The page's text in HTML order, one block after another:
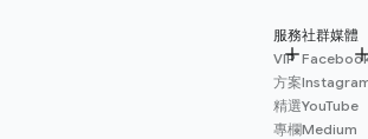
服務
VIP
方案
精選
專欄
社群媒體
YouTube
Medium